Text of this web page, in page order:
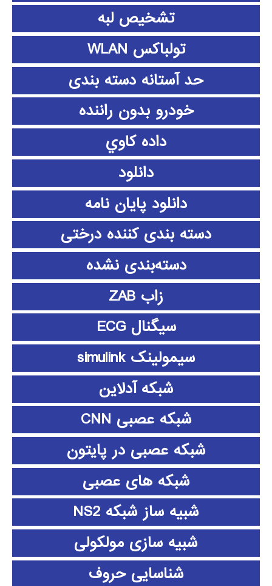
تشخیص لبه
تولباکس WLAN
حد آستانه دسته بندی
خودرو بدون راننده
داده كاوي
دانلود
دانلود پايان نامه
دسته بندی کننده درختی
دسته‌بندی نشده
زاب ZAB
سیگنال ECG
سیمولینک simulink
شبکه آدلاین
شبکه عصبی CNN
شبکه عصبی در پایتون
شبکه های عصبی
شبیه ساز شبکه NS2
شبیه سازی مولکولی
شناسایی حروف